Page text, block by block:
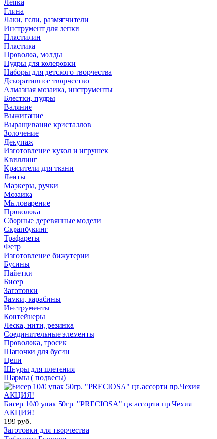
Лепка
Глина
Лаки, гели, размягчители
Инструмент для лепки
Пластилин
Пластика
Проволоа, молды
Пудры для колеровки
Наборы для детского творчества
Декоративное творчество
Алмазная мозаика, инструменты
Блестки, пудры
Валяние
Выжигание
Выращивание кристаллов
Золочение
Декупаж
Изготовление кукол и игрушек
Квиллинг
Красители для ткани
Ленты
Маркеры, ручки
Мозаика
Мыловарение
Проволока
Сборные деревянные модели
Скрапбукинг
Трафареты
Фетр
Изготовление бижутерии
Бусины
Пайетки
Бисер
Заготовки
Замки, карабины
Инструменты
Контейнеры
Леска, нити, резинка
Соединительные элементы
Проволока, тросик
Шапочки для бусин
Цепи
Шнуры для плетения
Шармы ( подвесы)
Бисер 10/0 упак 50гр. "PRECIOSA" цв.ассорти пр.Чехия
АКЦИЯ!
199 руб.
Заготовки для творчества